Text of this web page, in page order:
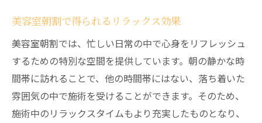
美容室朝割で得られるリラックス効果
美容室朝割では、忙しい日常の中で心身をリフレッシュ
するための特別な空間を提供しています。朝の静かな時
間帯に訪れることで、他の時間帯にはない、落ち着いた
雰囲気の中で施術を受けることができます。そのため、
施術中のリラックスタイムもより充実したものとなり、